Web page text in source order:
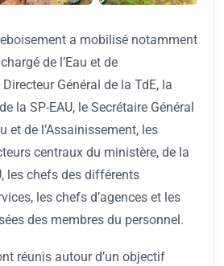
a mobilisé notamment
de l’Eau et de
Général de la TdE, la
la SP-EAU, le Secrétaire Général
et de l’Assainissement, les
centraux du ministère, de la
les chefs des différents
les chefs d’agences et les
des membres du personnel.
réunis autour d’un objectif